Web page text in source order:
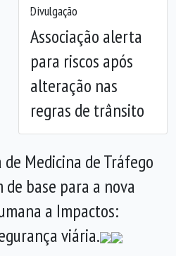
Divulgação
Associação alerta
para riscos após
alteração nas
regras de trânsito
Anterior
Medicina de Tráfego
base para a nova
a Impactos:
viária.